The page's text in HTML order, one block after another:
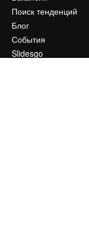
Поиск тенденций
Блог
События
Slidesgo